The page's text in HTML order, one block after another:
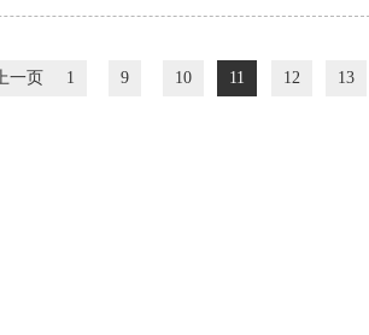
上一页 1 9 10 11 12 13